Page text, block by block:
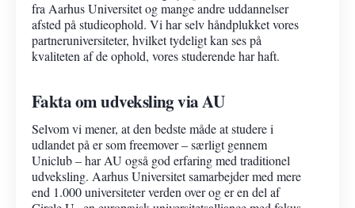
fra Aarhus Universitet og mange andre uddannelser
afsted på studieophold. Vi har selv håndplukket vores
partneruniversiteter, hvilket tydeligt kan ses på
kvaliteten af de ophold, vores studerende har haft.
Fakta om udveksling via AU
Selvom vi mener, at den bedste måde at studere i
udlandet på er som freemover – særligt gennem
Uniclub – har AU også god erfaring med traditionel
udveksling. Aarhus Universitet samarbejder med mere
end 1.000 universiteter verden over og er en del af